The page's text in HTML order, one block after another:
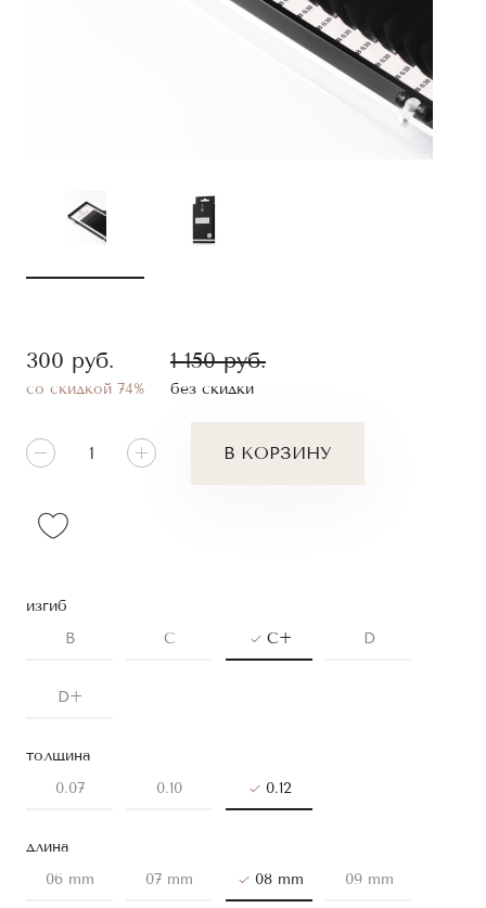
изгиб
B
C C+ D
D+
толщина
0.07
0.10 0.12
длина
06 mm
07 mm 08 mm 09 mm
300 руб.
со скидкой 74%
1 150руб.
без скидки
В КОРЗИНУ